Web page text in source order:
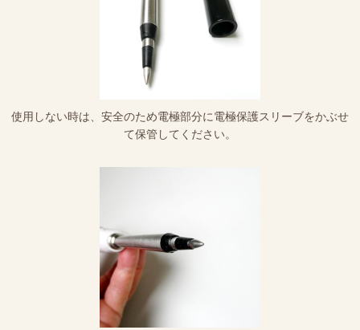
使用しない時は、安全のため電極部分に電極保護スリーブをかぶせ
て保管してください。